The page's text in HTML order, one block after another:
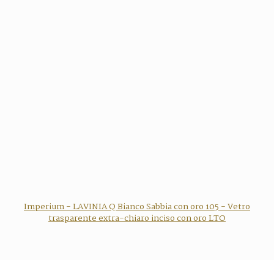
Imperium - LAVINIA Q Bianco Sabbia con oro 105 - Vetro
trasparente extra-chiaro inciso con oro LTO